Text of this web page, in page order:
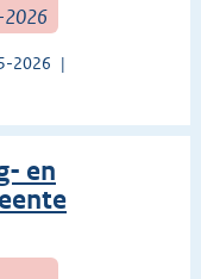
2026
2026
en